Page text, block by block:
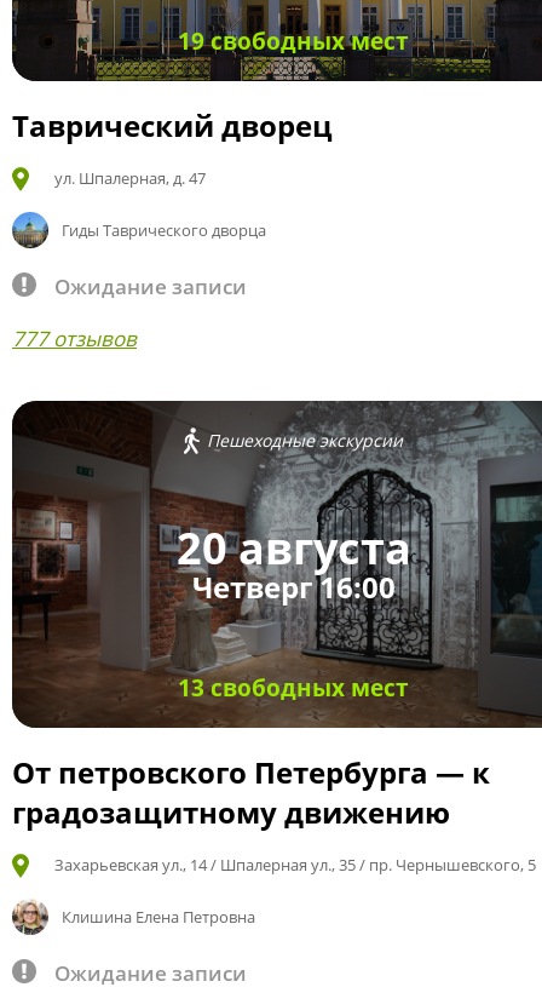
19 свободных мест
Таврический дворец
ул. Шпалерная, д. 47
Гиды Таврического дворца
Ожидание записи
777 отзывов
Пешеходные экскурсии
20 августа
Четверг 16:00
13 свободных мест
От петровского Петербурга — к
градозащитному движению
Захарьевская ул., 14 / Шпалерная ул., 35 / пр. Чернышевского, 5
Клишина Елена Петровна
Ожидание записи